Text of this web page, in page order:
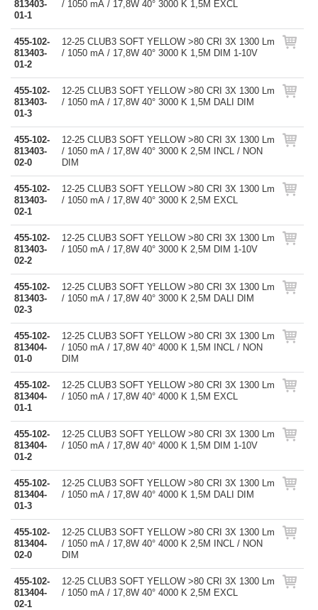
813403-
01-1
/ 1050 mA / 17,8W 40° 3000 K 1,5M EXCL
455-102-
813403-
01-2
12-25 CLUB3 SOFT YELLOW >80 CRI 3X 1300 Lm
/ 1050 mA / 17,8W 40° 3000 K 1,5M DIM 1-10V
455-102-
813403-
01-3
12-25 CLUB3 SOFT YELLOW >80 CRI 3X 1300 Lm
/ 1050 mA / 17,8W 40° 3000 K 1,5M DALI DIM
455-102-
813403-
02-0
12-25 CLUB3 SOFT YELLOW >80 CRI 3X 1300 Lm
/ 1050 mA / 17,8W 40° 3000 K 2,5M INCL / NON
DIM
455-102-
813403-
02-1
12-25 CLUB3 SOFT YELLOW >80 CRI 3X 1300 Lm
/ 1050 mA / 17,8W 40° 3000 K 2,5M EXCL
455-102-
813403-
02-2
12-25 CLUB3 SOFT YELLOW >80 CRI 3X 1300 Lm
/ 1050 mA / 17,8W 40° 3000 K 2,5M DIM 1-10V
455-102-
813403-
02-3
12-25 CLUB3 SOFT YELLOW >80 CRI 3X 1300 Lm
/ 1050 mA / 17,8W 40° 3000 K 2,5M DALI DIM
455-102-
813404-
01-0
12-25 CLUB3 SOFT YELLOW >80 CRI 3X 1300 Lm
/ 1050 mA / 17,8W 40° 4000 K 1,5M INCL / NON
DIM
455-102-
813404-
01-1
12-25 CLUB3 SOFT YELLOW >80 CRI 3X 1300 Lm
/ 1050 mA / 17,8W 40° 4000 K 1,5M EXCL
455-102-
813404-
01-2
12-25 CLUB3 SOFT YELLOW >80 CRI 3X 1300 Lm
/ 1050 mA / 17,8W 40° 4000 K 1,5M DIM 1-10V
455-102-
813404-
01-3
12-25 CLUB3 SOFT YELLOW >80 CRI 3X 1300 Lm
/ 1050 mA / 17,8W 40° 4000 K 1,5M DALI DIM
455-102-
813404-
02-0
12-25 CLUB3 SOFT YELLOW >80 CRI 3X 1300 Lm
/ 1050 mA / 17,8W 40° 4000 K 2,5M INCL / NON
DIM
455-102-
813404-
02-1
12-25 CLUB3 SOFT YELLOW >80 CRI 3X 1300 Lm
/ 1050 mA / 17,8W 40° 4000 K 2,5M EXCL